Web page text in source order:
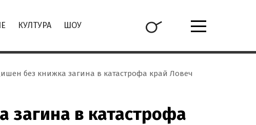
КУЛТУРА ШОУ
без книжка загина в катастрофа край Ловеч
загина в катастрофа